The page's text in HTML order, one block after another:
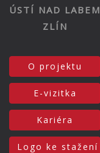
ÚSTÍ NAD LABEM
ZLÍN
O projektu
E-vizitka
Kariéra
Logo ke stažení